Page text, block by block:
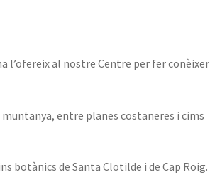
l’ofereix al nostre Centre per fer conèixer
entre planes costaneres i cims
botànics de Santa Clotilde i de Cap Roig.